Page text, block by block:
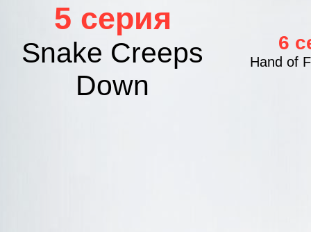
5 серия
Snake Creeps
Down
6
Hand of